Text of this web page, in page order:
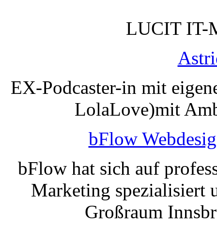
LUCIT IT-
EX-Podcaster-in mit
LolaLove)mit
bFlow
bFlow hat sich auf
Marketing spezialisiert
Großraum